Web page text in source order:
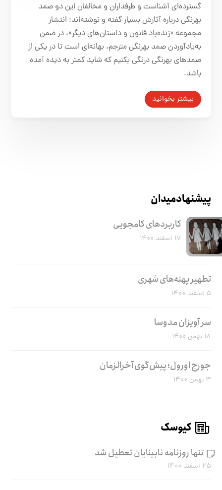
گسترده‌ای آشناست و طرفداران و مخالفان این دو صمد
بهرنگی درباره‌ آثارش بسیار گفته و نوشته‌اند؛ انتشار
مجموعه‌ «زنده‌باد قانون و داستان‌های دیگر»، در ضمن
به‌یادآوردن صمد بهرنگی مترجم، بهانه‌ای است تا در یکی از
صمدهای بهرنگی درنگی بکنیم که شاید کمتر به دیده آمده
باشد.
بیشتر بخوانید
پیشنهاد میدان
کاربرد‌های کامجویی
۱۷ اسفند ۱۴۰۰
تطهیر پهنه‌های شهری
۵ اسفند ۱۴۰۰
سر آویزان مدوسا
۱۸ بهمن ۱۴۰۰
جورج اورول؛ پیش‌گوی آخرالزمان
۳ بهمن ۱۴۰۰
کیوسک
تنها روزنامه نابینایان تعطیل شد
۲۵ اسفند ۱۴۰۰